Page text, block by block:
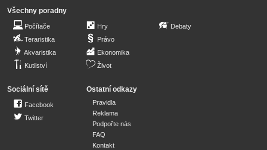
Všechny poradny
Počítače
Teraristika
Akvaristika
Kutilství
Hry
Právo
Ekonomika
Život
Debaty
Sociální sítě
Facebook
Twitter
Ostatní odkazy
Pravidla
Reklama
Podpořte nás
FAQ
Kontakt